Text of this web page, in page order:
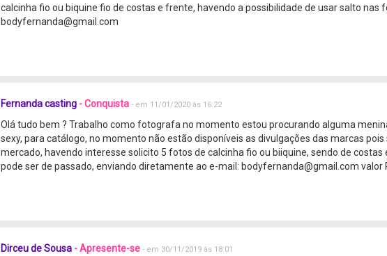
calcinha fio ou biquine fio de costas e frente, havendo a possibilidade de usar salto nas
bodyfernanda@gmail.com
Fernanda casting - Conquista - em 11/01/2020 às 16:22
Olá tudo bem ? Trabalho como fotografa no momento estou procurando alguma
sexy, para catálogo, no momento não estão disponíveis as divulgações das marcas
mercado, havendo interesse solicito 5 fotos de calcinha fio ou biiquine, sendo de
pode ser de passado, enviando diretamente ao e-mail: bodyfernanda@gmail.com valor
Dirceu de Sousa - Apresente-se - em 30/11/2019 às 18:01